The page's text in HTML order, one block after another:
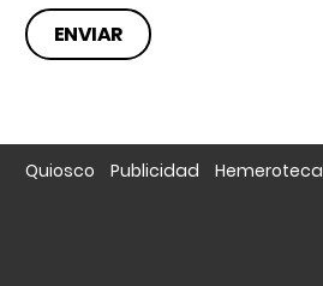
Quiosco Publicidad Hemeroteca